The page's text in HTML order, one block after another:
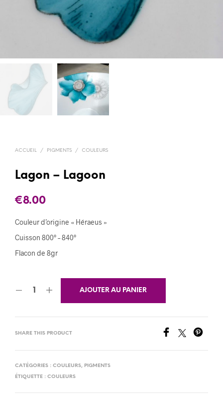
ACCUEIL / PIGMENTS / COULEURS
Lagon – Lagoon
€8.00
Couleur d’origine « Héraeus »
Cuisson 800° – 840°
Flacon de 8gr
AJOUTER AU PANIER
SHARE THIS PRODUCT
CATÉGORIES : COULEURS, PIGMENTS
ÉTIQUETTE : COULEURS